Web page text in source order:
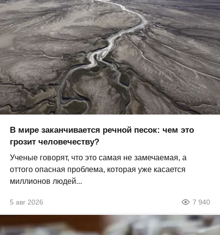
В мире заканчивается речной песок: чем это
грозит человечеству?
Ученые говорят, что это самая не замечаемая, а
оттого опасная проблема, которая уже касается
миллионов людей...
5 авг 2026 7 940